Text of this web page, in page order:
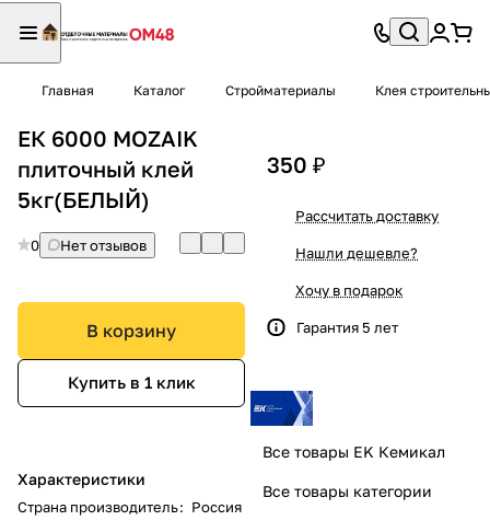
Главная Каталог Стройматериалы Клея
ЕК 6000 MOZAIK
плиточный клей
5кг(БЕЛЫЙ)
0 Нет отзывов
В корзину
Купить в 1 клик
Характеристики
Страна производитель: Россия
350 ₽
Рассчитать доставку
Нашли дешевле?
Хочу в подарок
Гарантия 5 лет
Все товары EK Кемикал
Все товары категории